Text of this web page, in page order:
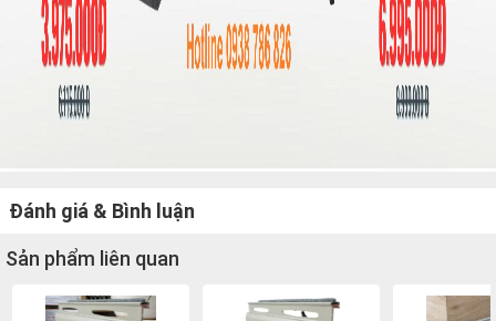
Đánh giá & Bình luận
Sản phẩm liên quan